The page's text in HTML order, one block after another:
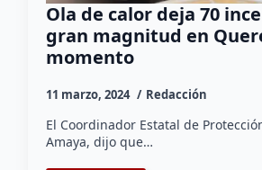
Ola de calor deja 70
gran magnitud en
momento
11 marzo, 2024 Redacción
El Coordinador Estatal de
Amaya, dijo que…